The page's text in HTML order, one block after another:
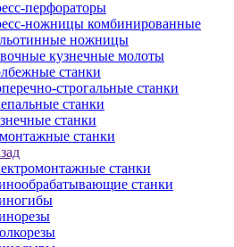
перфораторы
ножницы комбинированные
ножницы
кузнечные молоты
станки
строгальные станки
станки
станки
станки
станки
станки